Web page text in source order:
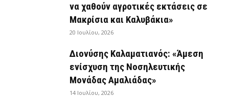
να χαθούν αγροτικές εκτάσεις σε
Μακρίσια και Καλυβάκια»
20 Ιουλίου, 2026
Διονύσης Καλαματιανός: «Άμεση
ενίσχυση της Νοσηλευτικής
Μονάδας Αμαλιάδας»
14 Ιουλίου, 2026